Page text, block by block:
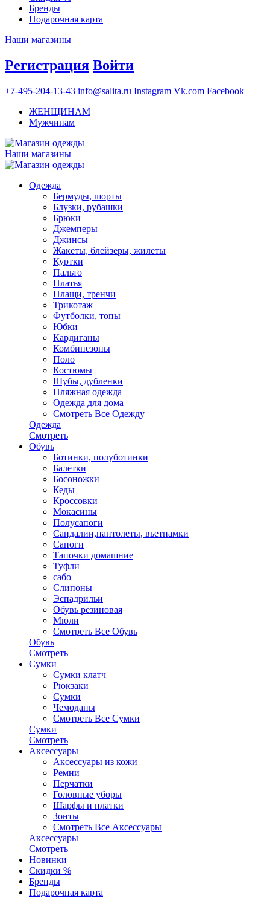
Бренды
Подарочная карта
Наши магазины
Регистрация Войти
+7-495-204-13-43 info@salita.ru Instagram Vk.com Facebook
ЖЕНЩИНАМ
Мужчинам
Наши магазины
Одежда
Бермуды, шорты
Блузки, рубашки
Брюки
Джемперы
Джинсы
Жакеты, блейзеры, жилеты
Куртки
Пальто
Платья
Плащи, тренчи
Трикотаж
Футболки, топы
Юбки
Кардиганы
Комбинезоны
Поло
Костюмы
Шубы, дубленки
Пляжная одежда
Одежда для дома
Смотреть Все Одежду
Одежда
Смотреть
Обувь
Ботинки, полуботинки
Балетки
Босоножки
Кеды
Кроссовки
Мокасины
Полусапоги
Сандалии,пантолеты, вьетнамки
Сапоги
Тапочки домашние
Туфли
сабо
Слипоны
Эспадрильи
Обувь резиновая
Мюли
Смотреть Все Обувь
Обувь
Смотреть
Сумки
Сумки клатч
Рюкзаки
Сумки
Чемоданы
Смотреть Все Сумки
Сумки
Смотреть
Аксессуары
Аксессуары из кожи
Ремни
Перчатки
Головные уборы
Шарфы и платки
Зонты
Смотреть Все Аксессуары
Аксессуары
Смотреть
Новинки
Скидки %
Бренды
Подарочная карта